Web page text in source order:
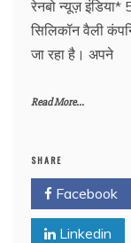
रेनबो न्यूज़
सिलिकॉन वैली
जा रहा है। अपने
Read More...
SHARE
Facebook
Linkedin